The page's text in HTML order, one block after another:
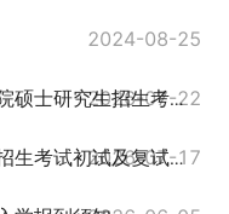
2024-08-25
山东理工大学2027年化学化工学院硕士研究生招生考试初试及复试考试大纲更新通知
2026-07-22
2027年山东理工大学硕士研究生招生考试初试及复试考试大纲
2026-07-17